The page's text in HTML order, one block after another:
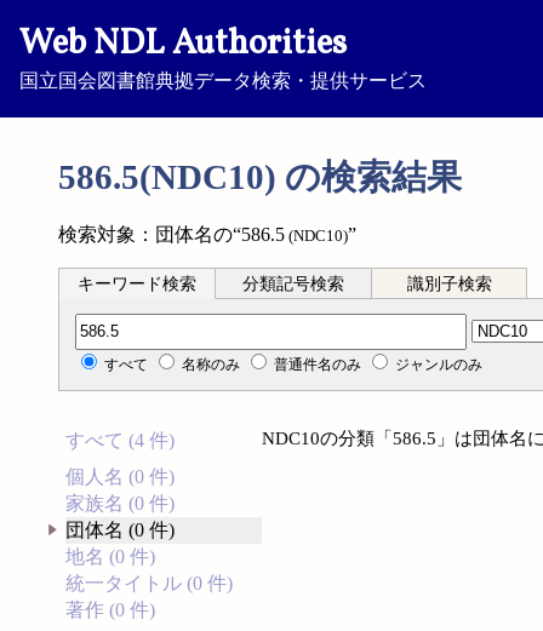
Web NDL Authorities
国立国会図書館典拠データ検索・提供サービス
586.5(NDC10) の検索結果
検索対象：団体名の“586.5 (NDC10)”
キーワード検索 分類記号検索 識別子検索
分類記号検索
すべて 名称のみ 普通件名のみ ジャンルのみ
すべて (4 件)
個人名 (0 件)
家族名 (0 件)
団体名 (0 件)
地名 (0 件)
統一タイトル (0 件)
著作 (0 件)
NDC10の分類「586.5」は団体名